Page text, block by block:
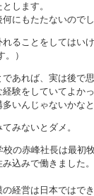
します。
もたたないのでし
ことをしてはいけ
）
あれば、実は後で
をしていてよかっ
んじゃないかなと
みないとダメ。
の赤峰社長は最初
みで働きました。
営は日本ではでき